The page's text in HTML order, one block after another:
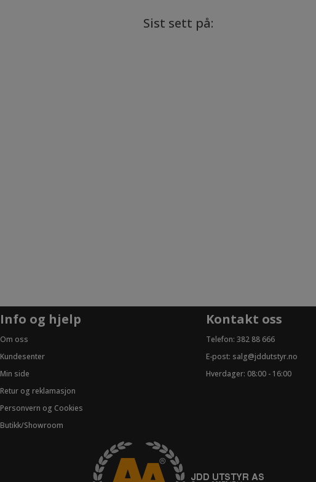
Sist sett på:
Info og hjelp
Om oss
Kundesenter
Min side
Retur og reklamasjon
Personvern og Cookies
Butikk/Showroom
Kontakt oss
Telefon: 382 88 666
E-post: salg@jddutstyr.no
Hverdager: 08:00 - 16:00